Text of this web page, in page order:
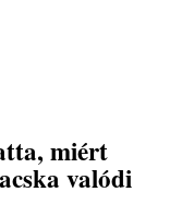
miért
valódi